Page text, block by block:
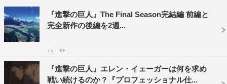
監督：林祐一郎
シリーズ構成：瀬古浩司
音楽：澤野弘之／KOHTA YAMAMOTO
制作：MAPPA
制作・著作：「進撃の巨人」The Final Season製作委員会
『進撃の巨⼈』The Final Season完結編 前編と
完全新作の後編を2週...
TV LIFE
『進撃の巨人』エレン・イェーガーは何を求め
戦い続けるのか？『プロフェッショナル仕...